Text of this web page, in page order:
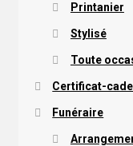
Printanier
Stylisé
Toute
Certificat-
Funéraire